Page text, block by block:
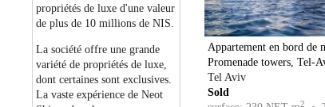
propriétés de luxe d'une valeur
de plus de 10 millions de NIS.
La société offre une grande
variété de propriétés de luxe,
dont certaines sont exclusives.
La vaste expérience de Neot
Appartement en bord de
Promenade towers, Tel-
Tel Aviv
Sold
2